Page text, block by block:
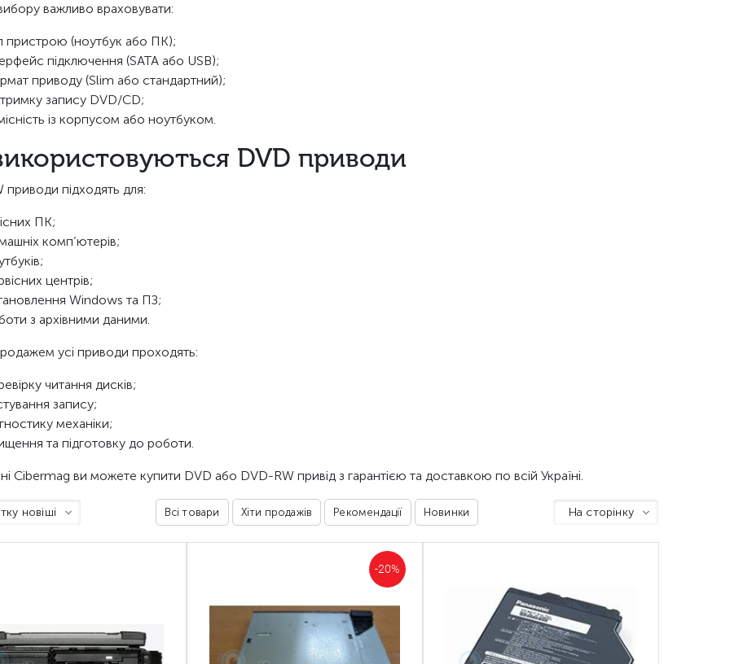
важливо враховувати:
пристрою (ноутбук або ПК);
підключення (SATA або USB);
приводу (Slim або стандартний);
запису DVD/CD;
із корпусом або ноутбуком.
DVD приводи
приводи підходять для:
ПК;
комп’ютерів;
центрів;
Windows та ПЗ;
з архівними даними.
усі приводи проходять:
читання дисків;
запису;
механіки;
та підготовку до роботи.
Cibermag ви можете купити DVD або DVD-RW привід з гарантією та доставкою по всій Україні.
новіші Всі товари Хіти продажів Рекомендації Новинки На сторінку
-20%